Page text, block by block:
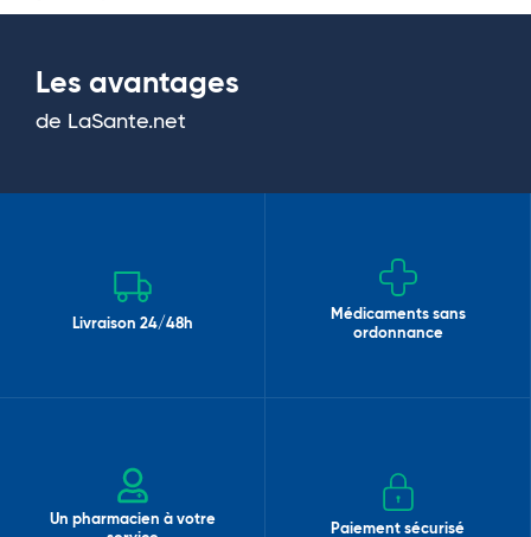
Les avantages
de LaSante.net
Livraison 24/48h
Médicaments sans
ordonnance
Un pharmacien à votre
Paiement sécurisé